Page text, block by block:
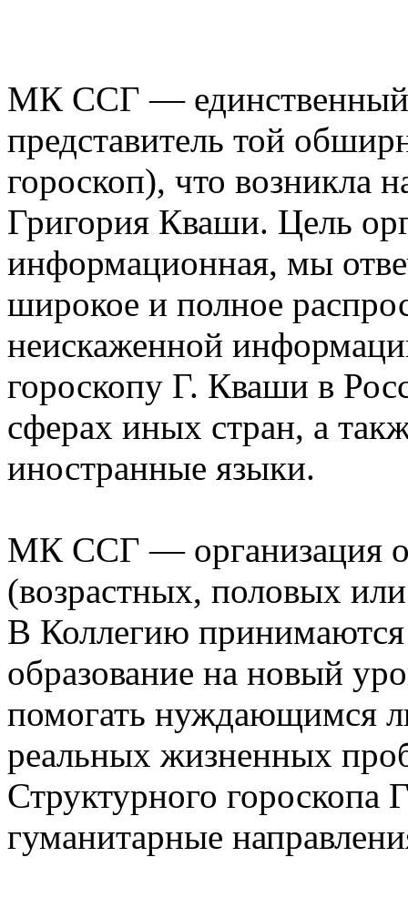
МК ССГ —
представитель той
гороскоп), что возникла
Григория Кваши. Цель
информационная, мы
широкое и полное
неискаженной
гороскопу Г. Кваши в
сферах иных стран, а
иностранные языки.
МК ССГ — организация
(возрастных, половых
В Коллегию принимаются
образование на новый
помогать нуждающимся
реальных жизненных
Структурного гороскопа
гуманитарные